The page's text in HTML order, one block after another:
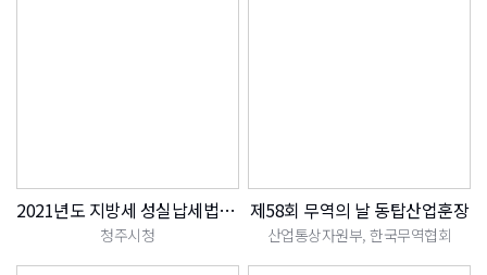
2021년도 지방세 성실납세법인 감사패
청주시청
제58회 무역의 날 동탑산업훈장
산업통상자원부, 한국무역협회